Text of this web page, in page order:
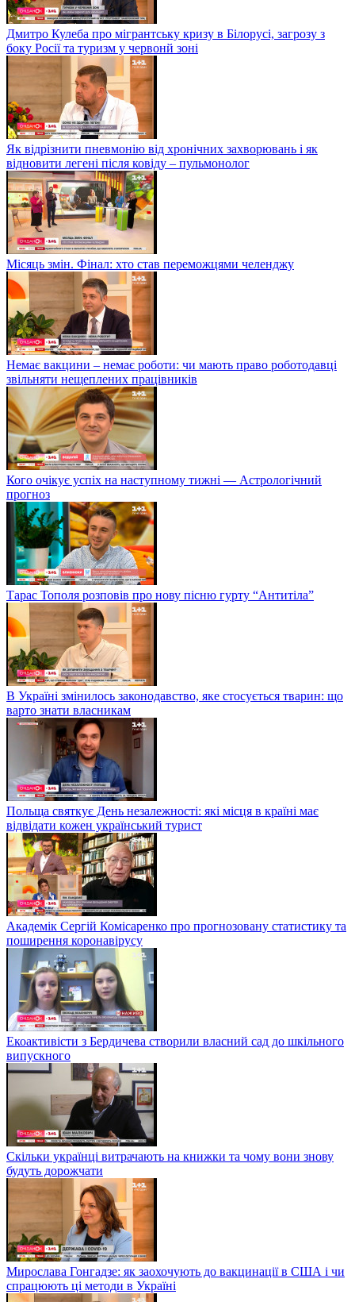
Дмитро Кулеба про мігрантську кризу в Білорусі, загрозу з
боку Росії та туризм у червонй зоні
Як відрізнити пневмонію від хронічних захворювань і як
відновити легені після ковіду – пульмонолог
Місяць змін. Фінал: хто став переможцями челенджу
Немає вакцини – немає роботи: чи мають право роботодавці
звільняти нещеплених працівників
Кого очікує успіх на наступному тижні — Астрологічний
прогноз
Тарас Тополя розповів про нову пісню гурту “Антитіла”
В Україні змінилось законодавство, яке стосується тварин: що
варто знати власникам
Польща святкує День незалежності: які місця в країні має
відвідати кожен український турист
Академік Сергій Комісаренко про прогнозовану статистику та
поширення коронавірусу
Екоактивісти з Бердичева створили власний сад до шкільного
випускного
Скільки українці витрачають на книжки та чому вони знову
будуть дорожчати
Мирослава Гонгадзе: як заохочують до вакцинації в США і чи
спрацюють ці методи в Україні